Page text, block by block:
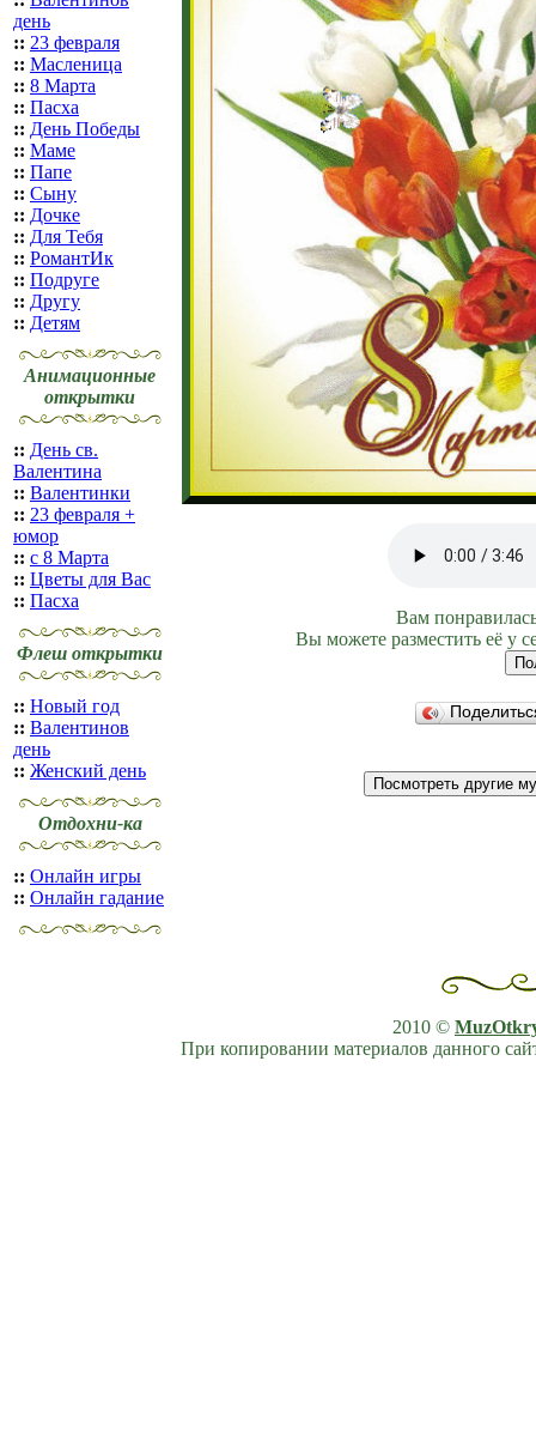
день
:: 23 февраля
:: Масленица
:: 8 Марта
:: Пасха
:: День Победы
:: Маме
:: Папе
:: Сыну
:: Дочке
:: Для Тебя
:: РомантИк
:: Подруге
:: Другу
:: Детям
Анимационные
открытки
:: День св.
Валентина
:: Валентинки
:: 23 февраля +
юмор
:: с 8 Марта
:: Цветы для Вас
:: Пасха
Флеш открытки
:: Новый год
:: Валентинов
день
:: Женский день
Отдохни-ка
:: Онлайн игры
:: Онлайн гадание
Вам
Вы можете разместить её у
2010 ©
При копировании материалов данного